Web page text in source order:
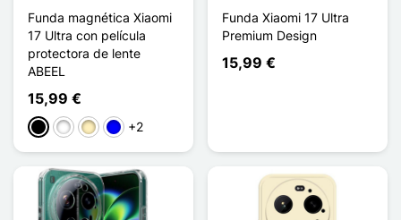
Funda magnética Xiaomi
17 Ultra con película
protectora de lente
ABEEL
15,99 €
NegroBlanco
Oro Azul+2
Funda Xiaomi 17 Ultra
Premium Design
15,99 €